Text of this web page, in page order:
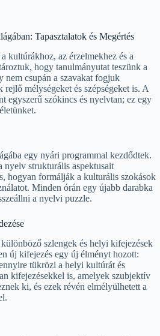
Tapasztalatok és Megértés
kultúrákhoz, az érzelmekhez és a
hogy tanulmányutat teszünk a
csupán a szavakat fogjuk
mélységeket és szépségeket is. A
egyszerű szókincs és nyelvtan; ez egy
egy nyári programmal kezdődtek.
nyelv strukturális aspektusait
hogyan formálják a kulturális szokások
Minden órán egy újabb darabka
a nyelvi puzzle.
szlengek és helyi kifejezések
új kifejezés egy új élményt hozott:
tükrözi a helyi kultúrát és
kifejezésekkel is, amelyek szubjektív
ki, és ezek révén elmélyülhetett a